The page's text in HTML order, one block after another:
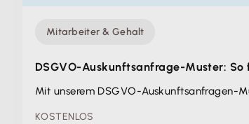
Mitarbeiter & Gehalt
DSGVO-Auskunfts­anfrage-Muster:
Mit unserem DSGVO-Auskunftsanfragen-
KOSTENLOS